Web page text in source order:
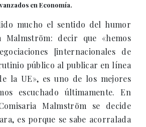
en Economía.
mucho el sentido del humor
Malmström: decir que «hemos
[internacionales de
público al publicar en línea
la UE», es uno de los mejores
escuchado últimamente. En
Malmström se decide
es porque se sabe acorralada